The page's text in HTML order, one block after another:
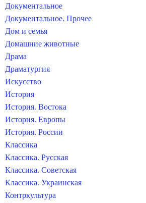
Документальное
Документальное. Прочее
Дом и семья
Домашние животные
Драма
Драматургия
Искусство
История
История. Востока
История. Европы
История. России
Классика
Классика. Русская
Классика. Советская
Классика. Украинская
Контркультура